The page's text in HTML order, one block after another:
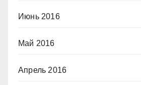
Июнь 2016
Май 2016
Апрель 2016